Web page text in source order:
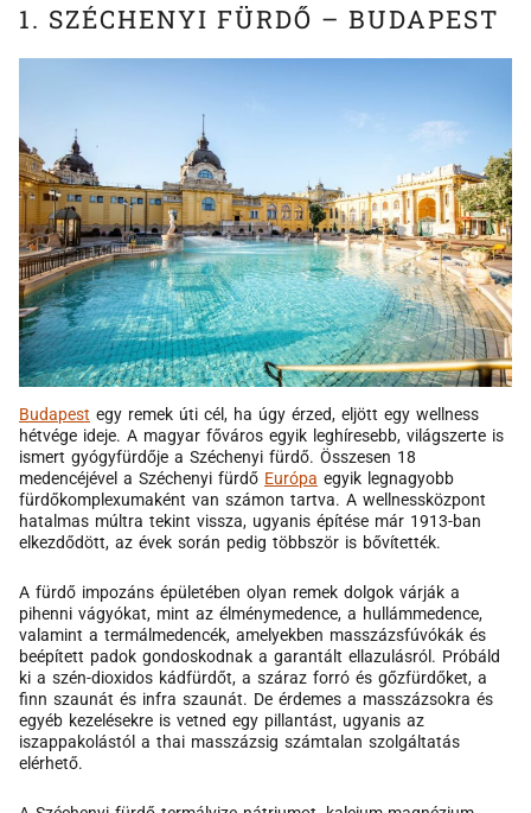
1. SZÉCHENYI FÜRDŐ – BUDAPEST
Budapest egy remek úti cél, ha úgy érzed, eljött egy wellness
hétvége ideje. A magyar főváros egyik leghíresebb, világszerte is
ismert gyógyfürdője a Széchenyi fürdő. Összesen 18
medencéjével a Széchenyi fürdő Európa egyik legnagyobb
fürdőkomplexumaként van számon tartva. A wellnessközpont
hatalmas múltra tekint vissza, ugyanis építése már 1913-ban
elkezdődött, az évek során pedig többször is bővítették.
A fürdő impozáns épületében olyan remek dolgok várják a
pihenni vágyókat, mint az élménymedence, a hullámmedence,
valamint a termálmedencék, amelyekben masszázsfúvókák és
beépített padok gondoskodnak a garantált ellazulásról. Próbáld
ki a szén-dioxidos kádfürdőt, a száraz forró és gőzfürdőket, a
finn szaunát és infra szaunát. De érdemes a masszázsokra és
egyéb kezelésekre is vetned egy pillantást, ugyanis az
iszappakolástól a thai masszázsig számtalan szolgáltatás
elérhető.